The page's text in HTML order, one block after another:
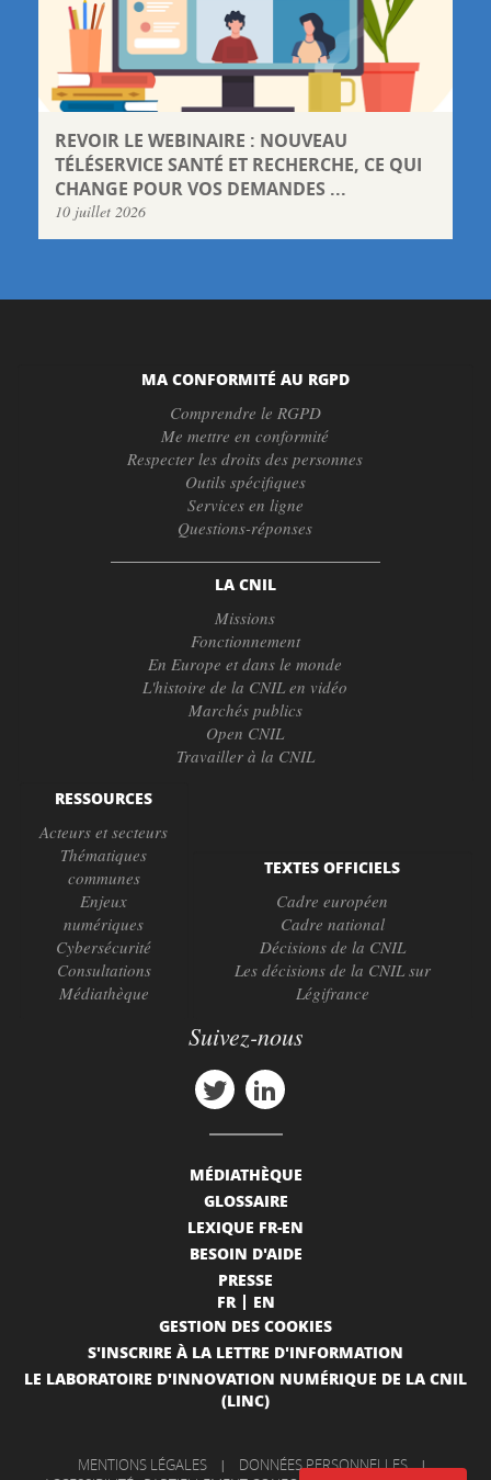
REVOIR LE WEBINAIRE : NOUVEAU
TÉLÉSERVICE SANTÉ ET RECHERCHE, CE QUI
CHANGE POUR VOS DEMANDES ...
10 juillet 2026
MA CONFORMITÉ AU RGPD
Comprendre le RGPD
Me mettre en conformité
Respecter les droits des personnes
Outils spécifiques
Services en ligne
Questions-réponses
LA CNIL
Missions
Fonctionnement
En Europe et dans le monde
L'histoire de la CNIL en vidéo
Marchés publics
Open CNIL
Travailler à la CNIL
RESSOURCES
Acteurs et secteurs
Thématiques
communes
Enjeux
numériques
Cybersécurité
Consultations
Médiathèque
TEXTES OFFICIELS
Cadre européen
Cadre national
Décisions de la CNIL
Les décisions de la CNIL sur
Légifrance
Suivez-nous
MÉDIATHÈQUE
GLOSSAIRE
LEXIQUE FR-EN
BESOIN D'AIDE
PRESSE
FR
EN
GESTION DES COOKIES
S'INSCRIRE À LA LETTRE D'INFORMATION
LE LABORATOIRE D'INNOVATION NUMÉRIQUE DE LA CNIL
(LINC)
MENTIONS LÉGALES | DONNÉES PERSONNELLES |